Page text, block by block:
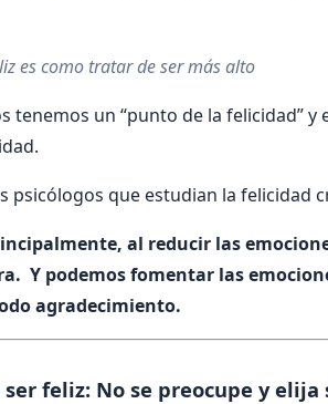
es como tratar de ser más alto
tenemos un “punto de la felicidad” y
psicólogos que estudian la felicidad
al reducir las
Y podemos fomentar las
agradecimiento.
feliz: No se preocupe y elija